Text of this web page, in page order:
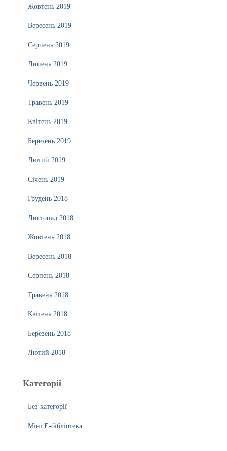
Жовтень 2019
Вересень 2019
Серпень 2019
Липень 2019
Червень 2019
Травень 2019
Квітень 2019
Березень 2019
Лютий 2019
Січень 2019
Грудень 2018
Листопад 2018
Жовтень 2018
Вересень 2018
Серпень 2018
Травень 2018
Квітень 2018
Березень 2018
Лютий 2018
Категорії
Без категорії
Міні Е-бібліотека